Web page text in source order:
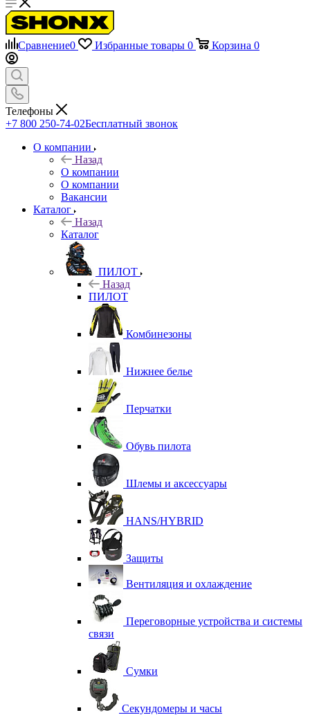
Сравнение0 Избранные товары 0 Корзина 0
Телефоны
+7 800 250-74-02Бесплатный звонок
О компании
Назад
О компании
О компании
Вакансии
Каталог
Назад
Каталог
ПИЛОТ
Назад
ПИЛОТ
Комбинезоны
Нижнее белье
Перчатки
Обувь пилота
Шлемы и аксессуары
HANS/HYBRID
Защиты
Вентиляция и охлаждение
Переговорные устройства и системы
связи
Сумки
Секундомеры и часы